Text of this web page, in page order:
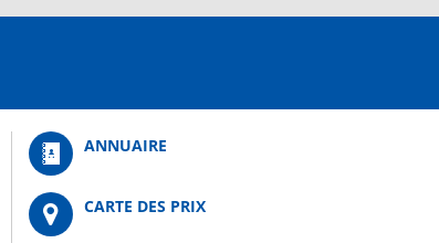
ANNUAIRE
CARTE DES PRIX